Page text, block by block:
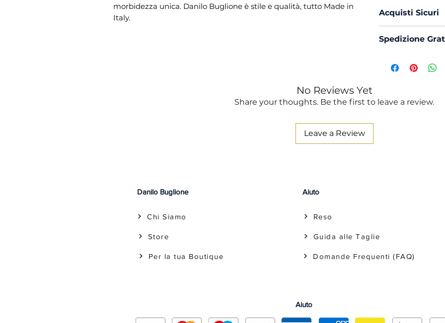
morbidezza unica. Danilo Buglione è stile e qualità, tutto Made in
Italy.
Collo :
Polso :Tondo
Produzione :
Acquisti Sicuri
con PayPal o
Spedizione
No Reviews Yet
Share your thoughts. Be the first to leave a review.
Leave a Review
Danilo Buglione
Chi Siamo
Store
Per la tua Boutique
Aiuto
Reso
Guida alle Taglie
Domande Frequenti (FAQ)
Aiuto